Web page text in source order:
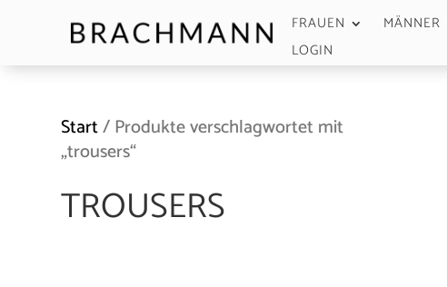
FRAUEN MÄNNER
LOGIN
Start/ Produkte verschlagwortet mit
„trousers“
TROUSERS